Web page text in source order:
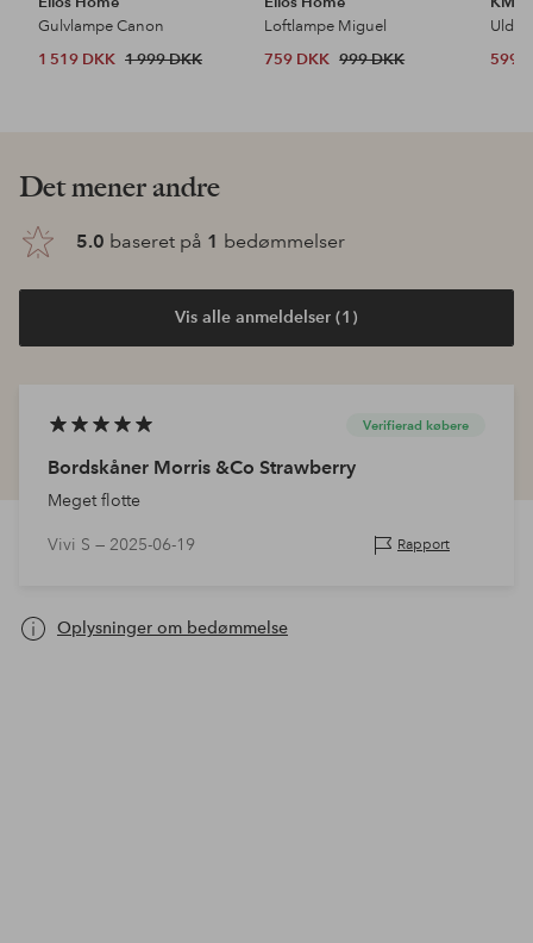
Gulvlampe Canon
1 519 DKK 1 999 DKK
Loftlampe Miguel
759 DKK 999 DKK
599
Det mener andre
5.0 baseret på 1 bedømmelser
Vis alle anmeldelser (1)
Verifierad købere
Bordskåner Morris &Co Strawberry
Meget flotte
Vivi S — 2025-06-19 Rapport
Oplysninger om bedømmelse